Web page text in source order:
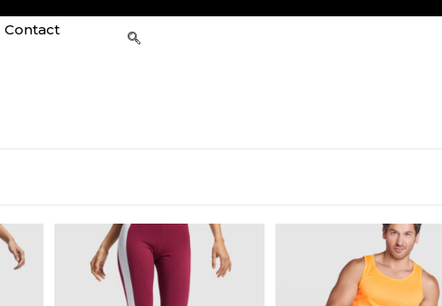
Contact